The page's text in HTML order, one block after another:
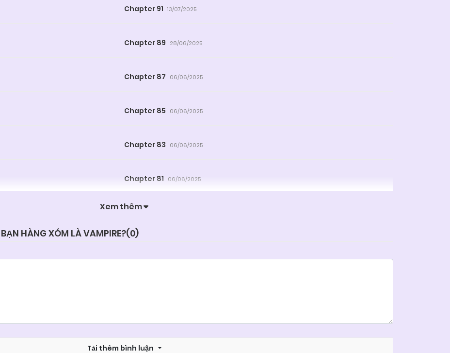
Chapter 91 13/07/2025
Chapter 89 28/06/2025
Chapter 87 06/06/2025
Chapter 85 06/06/2025
Chapter 83 06/06/2025
Chapter 81 06/06/2025
Chapter 71
Xem thêm
HÀNG XÓM LÀ VAMPIRE?(0)
Tải thêm bình luận